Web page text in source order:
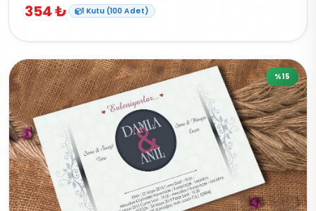
354 ₺ 1 Kutu (100 Adet)
%15